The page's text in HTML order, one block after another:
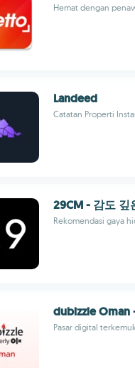
Hemat dengan
Landeed
Catatan Properti
29CM - 감도 깊
Rekomendasi gaya
dubizzle Oman
Pasar digital